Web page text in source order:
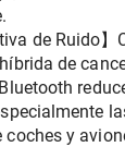
de Ruido
de
y